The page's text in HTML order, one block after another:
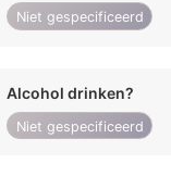
Niet gespecificeerd
Alcohol drinken?
Niet gespecificeerd